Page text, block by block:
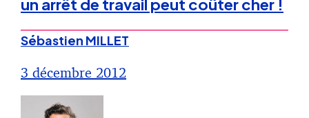
un arrêt de travail peut coûter cher !
Sébastien MILLET
3 décembre 2012